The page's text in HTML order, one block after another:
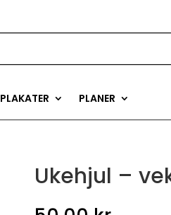
PLAKATER PLANER
Ukehjul –